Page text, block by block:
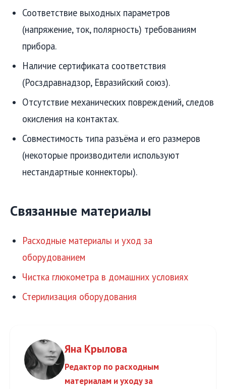
Соответствие выходных параметров
(напряжение, ток, полярность) требованиям
прибора.
Наличие сертификата соответствия
(Росздравнадзор, Евразийский союз).
Отсутствие механических повреждений, следов
окисления на контактах.
Совместимость типа разъёма и его размеров
(некоторые производители используют
нестандартные коннекторы).
Связанные материалы
Расходные материалы и уход за
оборудованием
Чистка глюкометра в домашних условиях
Стерилизация оборудования
Яна Крылова
Редактор по расходным
материалам и уходу за